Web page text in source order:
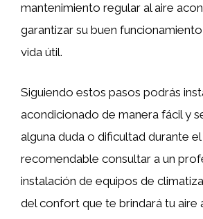
mantenimiento regular al aire
garantizar su buen
vida útil.
Siguiendo estos pasos podrás
acondicionado de manera fácil y
alguna duda o dificultad durante
recomendable consultar a un
instalación de equipos de
del confort que te brindará tu aire